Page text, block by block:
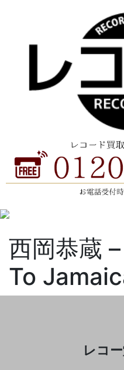
西岡恭蔵
To
レコ